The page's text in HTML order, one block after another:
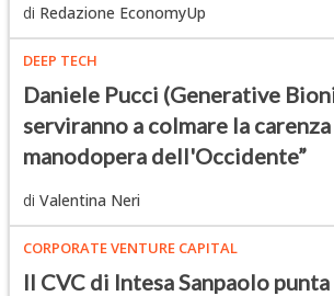
di Redazione EconomyUp
DEEP TECH
Daniele Pucci (Generative
serviranno a colmare la
manodopera dell'Occidente”
di Valentina Neri
CORPORATE VENTURE CAPITAL
Il CVC di Intesa Sanpaolo